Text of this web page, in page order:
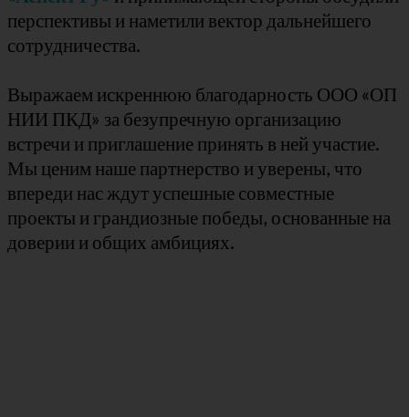
перспективы и наметили вектор дальнейшего
сотрудничества.
Выражаем искреннюю благодарность ООО «ОП
НИИ ПКД» за безупречную организацию
встречи и приглашение принять в ней участие.
Мы ценим наше партнерство и уверены, что
впереди нас ждут успешные совместные
проекты и грандиозные победы, основанные на
доверии и общих амбициях.